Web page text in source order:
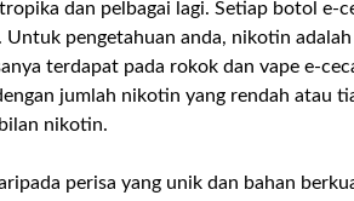
dan pelbagai lagi. Setiap botol e-
Untuk pengetahuan anda, nikotin
terdapat pada rokok dan vape e-
jumlah nikotin yang rendah atau
nikotin.
perisa yang unik dan bahan